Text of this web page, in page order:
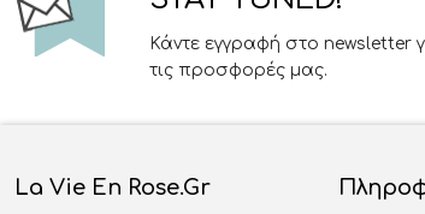
Κάντε εγγραφή στο newsletter
τις προσφορές μας.
La Vie En Rose.gr